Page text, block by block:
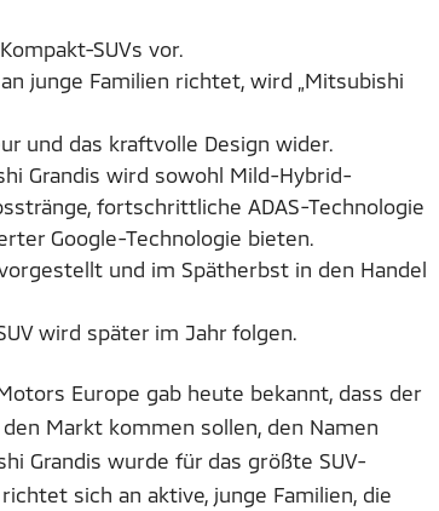
SUVs vor.
junge Familien richtet, wird „Mitsubishi
und das kraftvolle Design wider.
Grandis wird sowohl Mild-Hybrid-
fortschrittliche ADAS-Technologie
Google-Technologie bieten.
und im Spätherbst in den Handel
wird später im Jahr folgen.
Europe gab heute bekannt, dass der
Markt kommen sollen, den Namen
Grandis wurde für das größte SUV-
sich an aktive, junge Familien, die